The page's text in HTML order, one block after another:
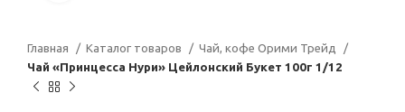
Главная Каталог товаров
Чай, кофе Орими Трейд
Чай «Принцесса Нури» Цейлонский Букет 100г 1/12